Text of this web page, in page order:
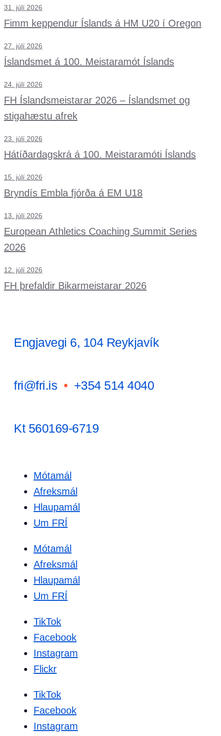
31. júlí 2026
Fimm keppendur Íslands á HM U20 í Oregon
27. júlí 2026
Íslandsmet á 100. Meistaramót Íslands
24. júlí 2026
FH Íslandsmeistarar 2026 – Íslandsmet og
stigahæstu afrek
23. júlí 2026
Hátíðardagskrá á 100. Meistaramóti Íslands
15. júlí 2026
Bryndís Embla fjórða á EM U18
13. júlí 2026
European Athletics Coaching Summit Series
2026
12. júlí 2026
FH þrefaldir Bikarmeistarar 2026
Engjavegi 6, 104 Reykjavík
fri@fri.is • +354 514 4040
Kt 560169-6719
Mótamál
Afreksmál
Hlaupamál
Um FRÍ
Mótamál
Afreksmál
Hlaupamál
Um FRÍ
TikTok
Facebook
Instagram
Flickr
TikTok
Facebook
Instagram